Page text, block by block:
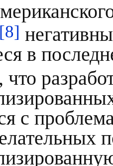
[8]
в
что
с